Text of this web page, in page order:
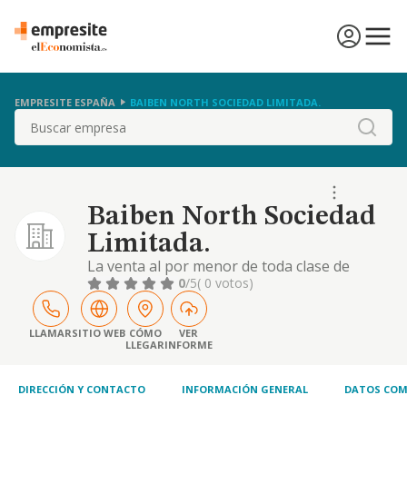
EMPRESITE ESPAÑA BAIBEN NORTH SOCIEDAD LIMITADA.
Buscar
Baiben North Sociedad
Limitada.
La venta al por menor de toda clase de
prendas de vestir, así como complementos
0/5( 0 votos)
LLAMARSITIO WEB CÓMO
LLEGAR
VER
INFORME
DIRECCIÓN Y CONTACTO INFORMACIÓN GENERAL DATOS